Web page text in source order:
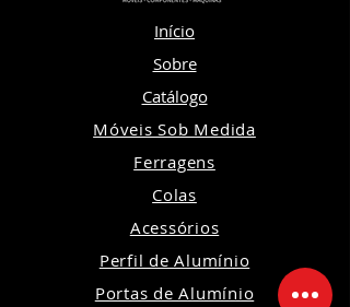
Início
Sobre
Catálogo
Móveis Sob Medida
Ferragens
Colas
Acessórios
Perfil de Alumínio
Portas de Alumínio